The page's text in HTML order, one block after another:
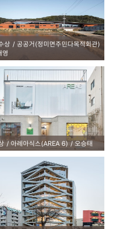
상
공공거(정미면주민다목적회관)
영
아레아식스(AREA 6) 오승태